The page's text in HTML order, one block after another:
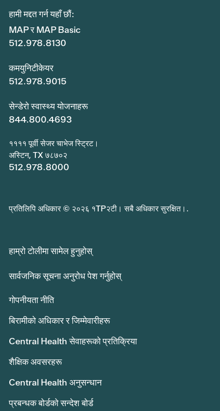
हामी मद्दत गर्न यहाँ छौं:
MAP र MAP Basic
512.978.8130
कमयुनिटीकेयर
512.978.9015
सेन्डेरो स्वास्थ्य योजनाहरू
844.800.4693
११११ पूर्वी सेजर चाभेज स्ट्रिट।
अस्टिन, TX ७८७०२
512.978.8000
प्रतिलिपि अधिकार © २०२६ १TP२टी। सबै अधिकार सुरक्षित।.
हाम्रो टोलीमा सामेल हुनुहोस्
सार्वजनिक सूचना अनुरोध पेश गर्नुहोस्
गोपनीयता नीति
बिरामीको अधिकार र जिम्मेवारीहरू
Central Health सेवाहरूको प्रतिक्रिया
शैक्षिक अवसरहरू
Central Health अनुसन्धान
प्रबन्धक बोर्डको सन्देश बोर्ड